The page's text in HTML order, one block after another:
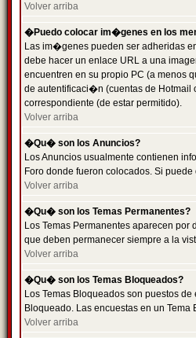
Volver arriba
�Puedo colocar im�genes en los
Las im�genes pueden ser adheridas
debe hacer un enlace URL a una
encuentren en su propio PC (a menos
de autentificaci�n (cuentas de Hotmail
correspondiente (de estar permitido).
Volver arriba
�Qu� son los Anuncios?
Los Anuncios usualmente contienen
Foro donde fueron colocados. Si
Volver arriba
�Qu� son los Temas Permanentes?
Los Temas Permanentes aparecen
que deben permanecer siempre a la
Volver arriba
�Qu� son los Temas Bloqueados?
Los Temas Bloqueados son puestos
Bloqueado. Las encuestas en un
Volver arriba